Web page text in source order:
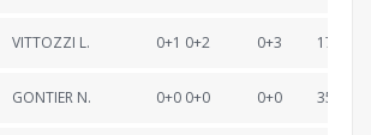
VITTOZZI L. 0+1 0+2 0+3 17:13.3
GONTIER N. 0+0 0+0 0+0 35:12.7